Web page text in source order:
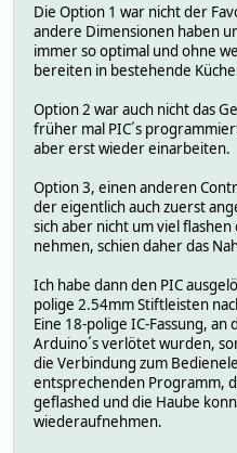
Die Option 1 war nicht der
andere Dimensionen haben
immer so optimal und ohne
bereiten in bestehende
Option 2 war auch nicht das
früher mal PIC´s
aber erst wieder einarbeiten.
Option 3, einen anderen
der eigentlich auch zuerst
sich aber nicht um viel
nehmen, schien daher das
Ich habe dann den PIC
polige 2.54mm Stiftleisten
Eine 18-polige IC-Fassung,
Arduino´s verlötet wurden,
die Verbindung zum
entsprechenden Programm,
geflashed und die Haube
wiederaufnehmen.